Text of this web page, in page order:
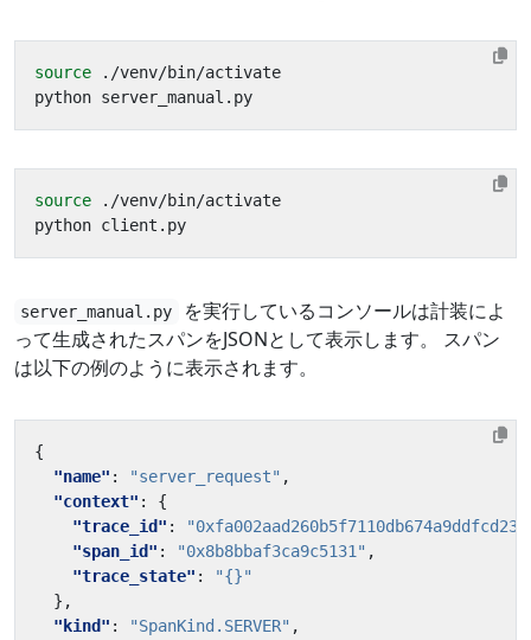
source
source
server_manual.py
を実行しているコンソールは計装によ
って生成されたスパンをJSONとして表示します。 スパン
は以下の例のように表示されます。
{
"name" : "server_request" ,
"context" :
{
"trace_id" : "0xfa002aad260b5f7110db674a9ddfcd23"
"span_id" : "0x8b8bbaf3ca9c5131" ,
"trace_state" :
"{}"
},
"kind" : "SpanKind.SERVER" ,